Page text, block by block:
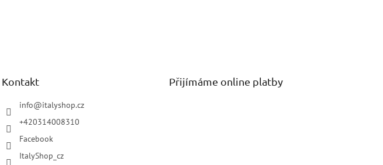
Kontakt
info@italyshop.cz
+420314008310
Facebook
ItalyShop_cz
Přijímáme online platby